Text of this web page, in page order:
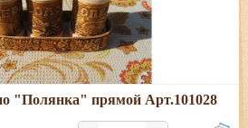
Подробнее
см; ширина - 5,5 см; высота - 10
"Полянка" прямой Арт.101028